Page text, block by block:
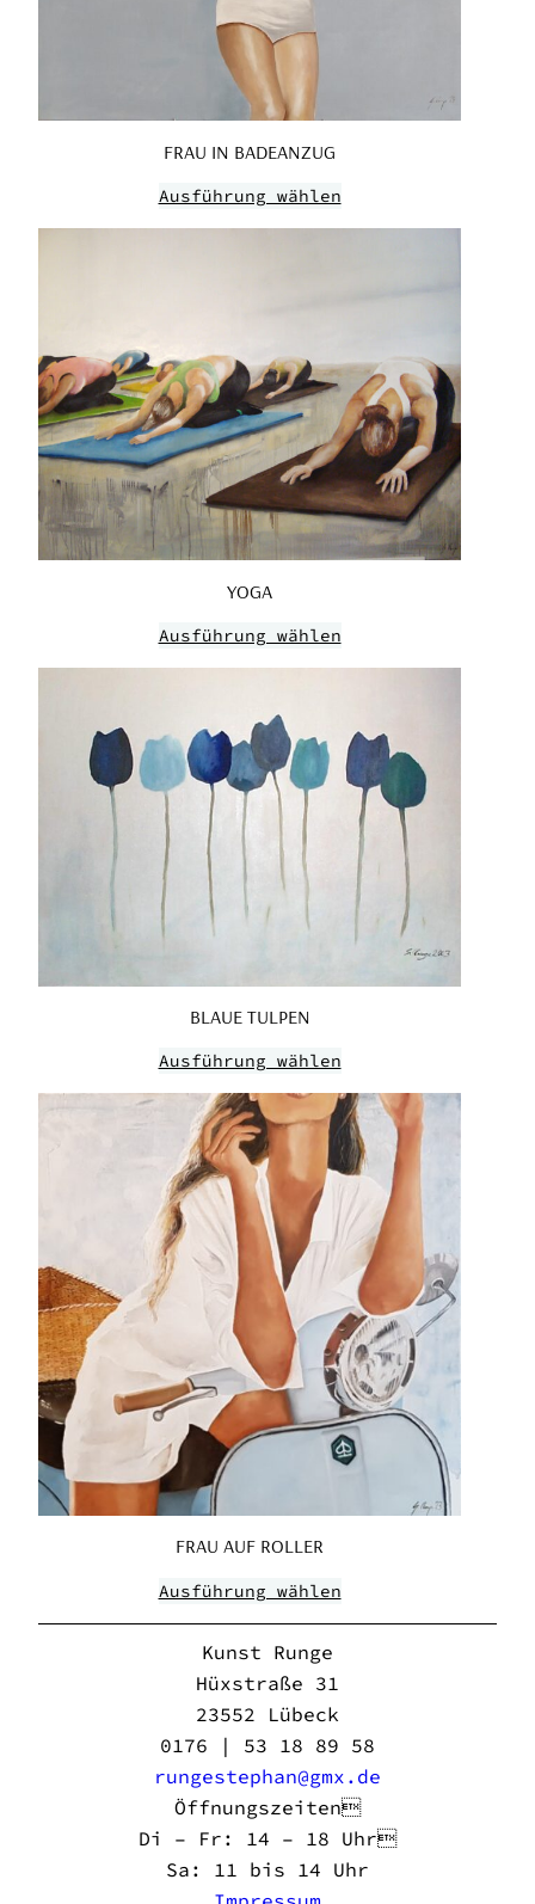
FRAU IN BADEANZUG
Ausführung wählen
YOGA
Ausführung wählen
BLAUE TULPEN
Ausführung wählen
FRAU AUF ROLLER
Ausführung wählen
Kunst Runge
Hüxstraße 31
23552 Lübeck
0176 | 53 18 89 58
rungestephan@gmx.de
Öffnungszeiten
Di – Fr: 14 – 18 Uhr
Sa: 11 bis 14 Uhr